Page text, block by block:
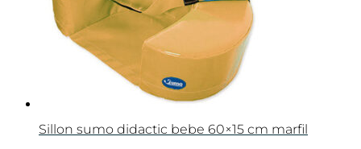
Sillon sumo didactic bebe 60×15 cm marfil